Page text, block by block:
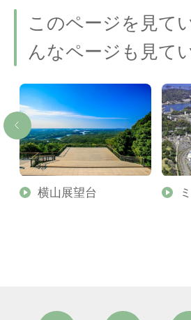
このページを見て
んなページも見て
横山展望台